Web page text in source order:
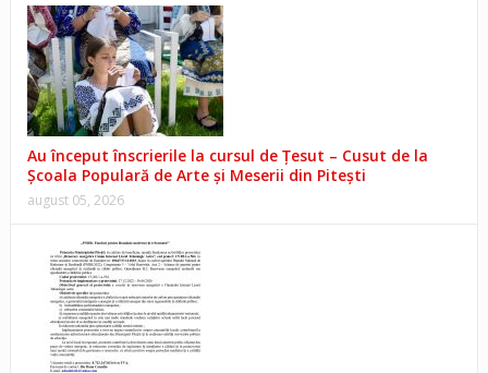
Au început înscrierile la cursul de Țesut – Cusut de la
Școala Populară de Arte și Meserii din Pitești
august 05, 2026